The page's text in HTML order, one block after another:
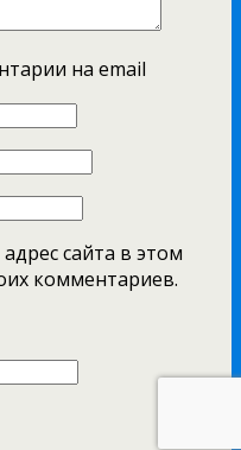
на email
сайта в этом
комментариев.